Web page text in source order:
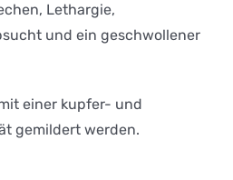
Lethargie,
und ein geschwollener
einer kupfer- und
gemildert werden.